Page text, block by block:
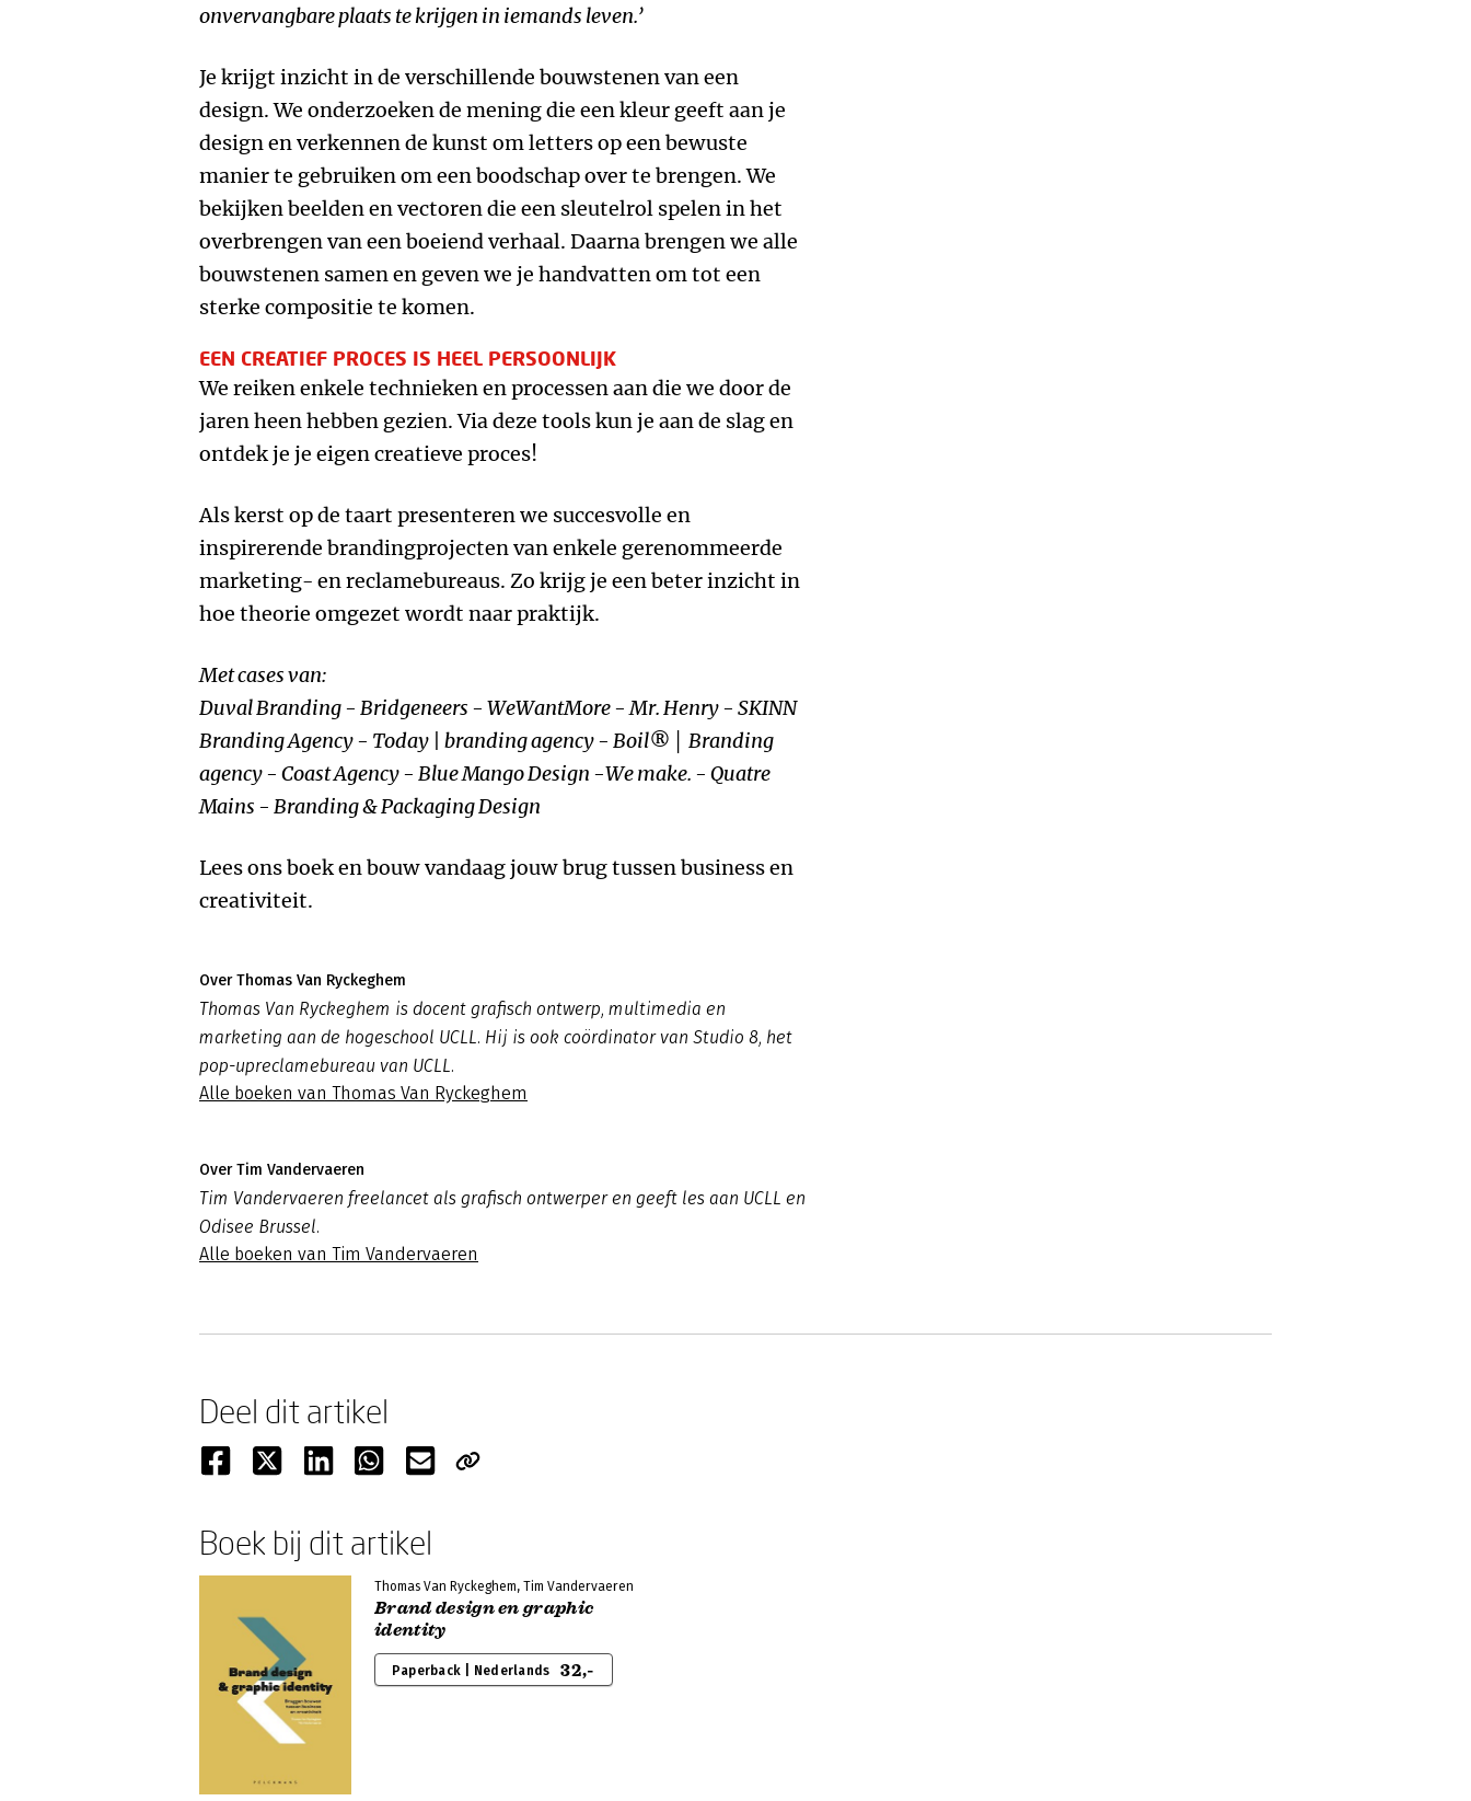
onvervangbare plaats te krijgen in iemands leven.’
Je krijgt inzicht in de verschillende bouwstenen van een
design. We onderzoeken de mening die een kleur geeft aan je
design en verkennen de kunst om letters op een bewuste
manier te gebruiken om een boodschap over te brengen. We
bekijken beelden en vectoren die een sleutelrol spelen in het
overbrengen van een boeiend verhaal. Daarna brengen we alle
bouwstenen samen en geven we je handvatten om tot een
sterke compositie te komen.
EEN CREATIEF PROCES IS HEEL PERSOONLIJK
We reiken enkele technieken en processen aan die we door de
jaren heen hebben gezien. Via deze tools kun je aan de slag en
ontdek je je eigen creatieve proces!
Als kerst op de taart presenteren we succesvolle en
inspirerende brandingprojecten van enkele gerenommeerde
marketing- en reclamebureaus. Zo krijg je een beter inzicht in
hoe theorie omgezet wordt naar praktijk.
Met cases van:
Duval Branding - Bridgeneers - WeWantMore - Mr. Henry - SKINN
Branding Agency - Today | branding agency - Boil® │ Branding
agency - Coast Agency - Blue Mango Design -We make. - Quatre
Mains - Branding & Packaging Design
Lees ons boek en bouw vandaag jouw brug tussen business en
creativiteit.
Over Thomas Van Ryckeghem
Thomas Van Ryckeghem is docent grafisch ontwerp, multimedia en
marketing aan de hogeschool UCLL. Hij is ook coördinator van Studio 8, het
pop-upreclamebureau van UCLL.
Alle boeken van Thomas Van Ryckeghem
Over Tim Vandervaeren
Tim Vandervaeren freelancet als grafisch ontwerper en geeft les aan UCLL en
Odisee Brussel.
Alle boeken van Tim Vandervaeren
Deel dit artikel
Boek bij dit artikel
Thomas Van Ryckeghem, Tim Vandervaeren
Brand design en graphic
identity
Paperback | Nederlands 32,-